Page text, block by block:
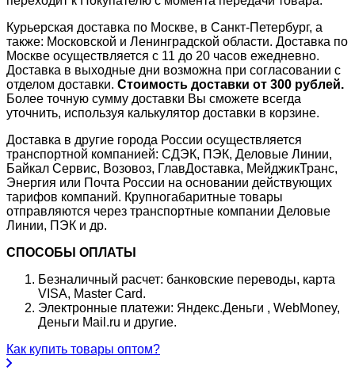
Курьерская доставка по Москве, в Санкт-Петербург, а
также: Московской и Ленинградской области. Доставка по
Москве осуществляется с 11 до 20 часов ежедневно.
Доставка в выходные дни возможна при согласовании с
отделом доставки. Стоимость доставки от 300 рублей.
Более точную сумму доставки Вы сможете всегда
уточнить, используя калькулятор доставки в корзине.
Доставка в другие города России осуществляется
транспортной компанией: СДЭК, ПЭК, Деловые Линии,
Байкал Сервис, Возовоз, ГлавДоставка, МейджикТранс,
Энергия или Почта России на основании действующих
тарифов компаний. Крупногабаритные товары
отправляются через транспортные компании Деловые
Линии, ПЭК и др.
СПОСОБЫ ОПЛАТЫ
Безналичный расчет: банковские переводы, карта
VISA, Master Card.
Электронные платежи: Яндекс.Деньги , WebMoney,
Деньги Mail.ru и другие.
Как купить товары оптом?